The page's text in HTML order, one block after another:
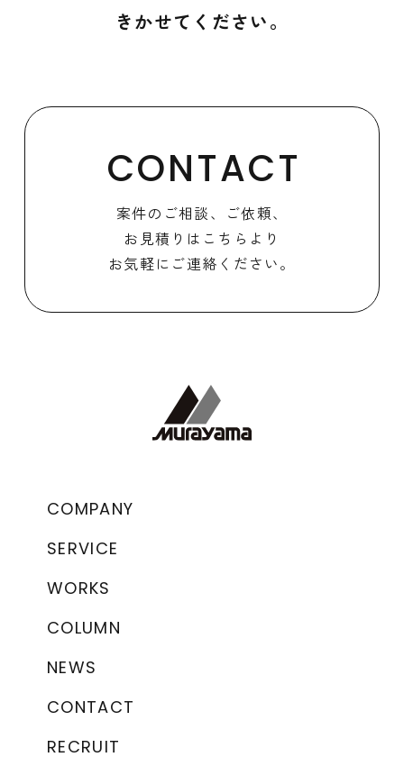
きかせてください。
CONTACT
案件のご相談、ご依頼、
お見積りはこちらより
お気軽にご連絡ください。
COMPANY
SERVICE
WORKS
COLUMN
NEWS
CONTACT
RECRUIT